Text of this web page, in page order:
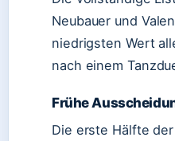
Neubauer und
niedrigsten Wert
nach einem
Frühe
Die erste Hälfte